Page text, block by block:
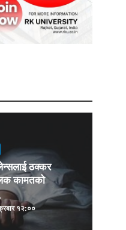
ठक्कर
कामतको
१२:००